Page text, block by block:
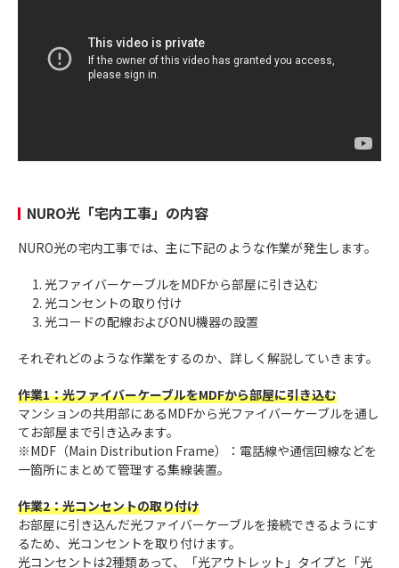
NURO光「宅内工事」の内容
NURO光の宅内工事では、主に下記のような作業が発生します。
光ファイバーケーブルをMDFから部屋に引き込む
光コンセントの取り付け
光コードの配線およびONU機器の設置
それぞれどのような作業をするのか、詳しく解説していきます。
作業1：光ファイバーケーブルをMDFから部屋に引き込む
マンションの共用部にあるMDFから光ファイバーケーブルを通し
てお部屋まで引き込みます。
※MDF（Main Distribution Frame）：電話線や通信回線などを
一箇所にまとめて管理する集線装置。
作業2：光コンセントの取り付け
お部屋に引き込んだ光ファイバーケーブルを接続できるようにす
るため、光コンセントを取り付けます。
光コンセントは2種類あって、「光アウトレット」タイプと「光